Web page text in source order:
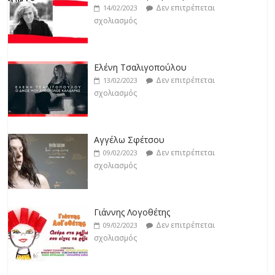
σχολιασμός
19/02/2023
Δεν επιτρέπεται
σχολιασμός
14/02/2023
Δεν επιτρέπεται
σχολιασμός
Ελένη Τσαλιγοπούλου
13/02/2023
Δεν επιτρέπεται
σχολιασμός
Αγγέλω Σφέτσου
09/02/2023
Δεν επιτρέπεται
σχολιασμός
Γιάννης Λογοθέτης
09/02/2023
Δεν επιτρέπεται
σχολιασμός